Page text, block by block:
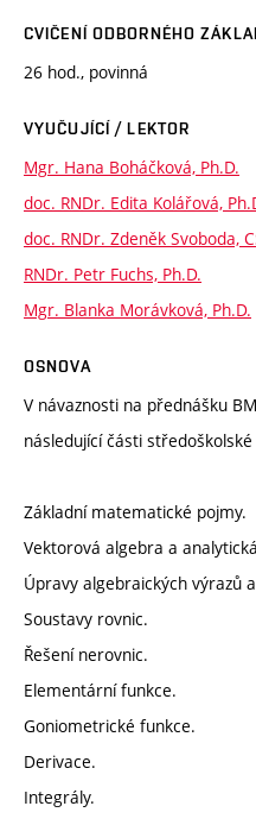
CVIČENÍ ODBORNÉHO
26 hod., povinná
VYUČUJÍCÍ / LEKTOR
Mgr. Hana Boháčková, Ph.D.
doc. RNDr. Edita Kolářová,
doc. RNDr. Zdeněk Svoboda,
RNDr. Petr Fuchs, Ph.D.
Mgr. Blanka Morávková, Ph.D.
OSNOVA
V návaznosti na přednášku
následující části
Základní matematické pojmy.
Vektorová algebra a
Úpravy algebraických výrazů
Soustavy rovnic.
Řešení nerovnic.
Elementární funkce.
Goniometrické funkce.
Derivace.
Integrály.